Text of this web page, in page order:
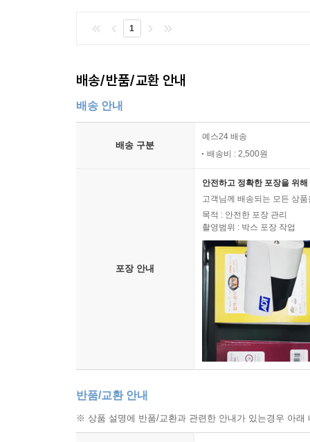
1
배송/반품/교환 안내
배송 안내
배송 구분
예스24 배송
배송비 : 2,500원
포장 안내
안전하고 정확한 포장을 위
고객님께 배송되는 모든 상
목적 : 안전한 포장 관리
촬영범위 : 박스 포장 작업
반품/교환 안내
※ 상품 설명에 반품/교환과 관련한 안내가 있는경우 아